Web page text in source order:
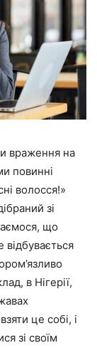
враження на
повинні
волосся!»
зі
що
в Нігерії,
це собі, і
зі своїм